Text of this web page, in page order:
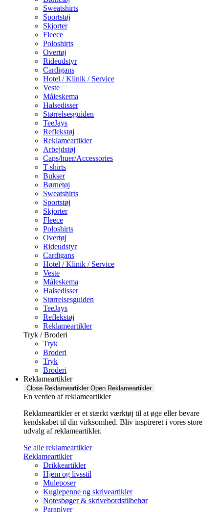
Sweatshirts
Sportstøj
Skjorter
Fleece
Poloshirts
Overtøj
Rideudstyr
Cardigans
Hotel / Klinik / Service
Veste
Måleskema
Halsedisser
Størrelsesguiden
TeeJays
Reflekstøj
Reklameartikler
Arbejdstøj
Caps/huer/Accessories
T-shirts
Bukser
Børnetøj
Sweatshirts
Sportstøj
Skjorter
Fleece
Poloshirts
Overtøj
Rideudstyr
Cardigans
Hotel / Klinik / Service
Veste
Måleskema
Halsedisser
Størrelsesguiden
TeeJays
Reflekstøj
Reklameartikler
Tryk / Broderi
Tryk
Broderi
Tryk
Broderi
Reklameartikler
Close Reklameartikler Open Reklameartikler
En verden af reklameartikler ​
Reklameartikler er et stærkt værktøj til at øge eller bevare
kendskabet til din virksomhed. Bliv inspireret i vores store
udvalg af reklameartikler.
Se alle reklameartikler
Reklameartikler
Drikkeartikler
Hjem og livsstil
Muleposer
Kuglepenne og skriveartikler
Notesbøger & skrivebordstilbehør
Paraplyer